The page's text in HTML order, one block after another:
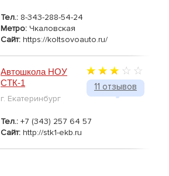
Тел.: 8-343-288-54-24
Метро: Чкаловская
Сайт: https://koltsovoauto.ru/
11 отзывов
Автошкола НОУ
СТК-1
г. Екатеринбург
Тел.: +7 (343) 257 64 57
Сайт: http://stk1-ekb.ru